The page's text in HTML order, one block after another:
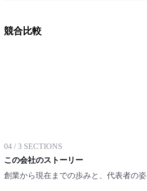
競合比較
04 /3 SECTIONS
この会社のストーリー
創業から現在までの歩みと、代表者の姿